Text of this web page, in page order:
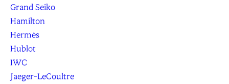
Grand Seiko
Hamilton
Hermès
Hublot
IWC
Jaeger-LeCoultre